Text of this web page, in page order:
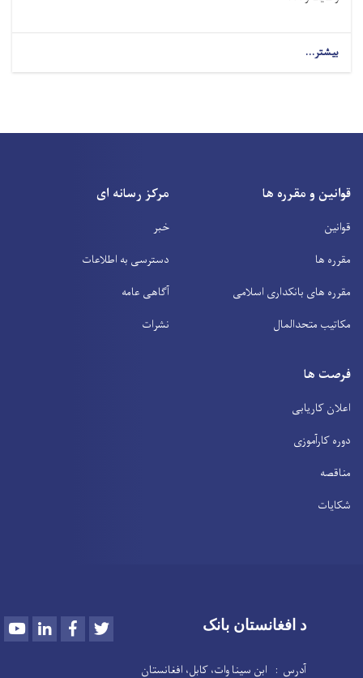
بیشتر...
قوانین و مقرره ها
قوانین
مقرره ها
مقرره های بانکداری اسلامی
مکاتیب متحدالمال
مرکز رسانه ای
خبر
دسترسی به اطلاعات
آگاهی عامه
نشرات
فرصت ها
اعلان کاریابی
دوره کارآموزی
مناقصه
شکایات
د افغانستان بانک YoutubeLinkedInFacebook
آدرس : ابن سینا وات، کابل، افغانستان